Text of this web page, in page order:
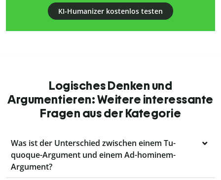
KI-Humanizer kostenlos testen
Logisches Denken und
Argumentieren: Weitere interessante
Fragen aus der Kategorie
Was ist der Unterschied zwischen einem Tu-
quoque-Argument und einem Ad-hominem-
Argument?